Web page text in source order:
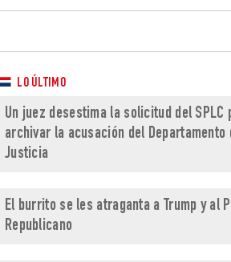
LO ÚLTIMO
Un juez desestima la solicitud del SPLC
archivar la acusación del Departamento
Justicia
El burrito se les atraganta a Trump y al
Republicano